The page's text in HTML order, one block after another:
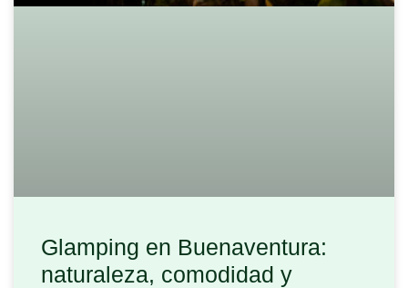
Glamping en Buenaventura:
naturaleza, comodidad y